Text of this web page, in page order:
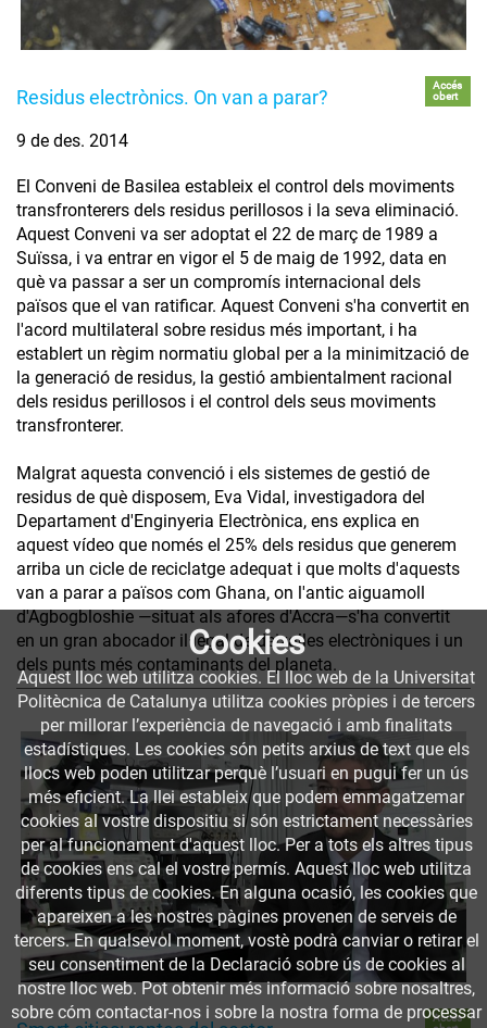
Residus electrònics. On van a parar?
Accés
obert
9 de des. 2014
El Conveni de Basilea estableix el control dels moviments
transfronterers dels residus perillosos i la seva eliminació.
Aquest Conveni va ser adoptat el 22 de març de 1989 a
Suïssa, i va entrar en vigor el 5 de maig de 1992, data en
què va passar a ser un compromís internacional dels
països que el van ratificar. Aquest Conveni s'ha convertit en
l'acord multilateral sobre residus més important, i ha
establert un règim normatiu global per a la minimització de
la generació de residus, la gestió ambientalment racional
dels residus perillosos i el control dels seus moviments
transfronterer.
Malgrat aquesta convenció i els sistemes de gestió de
residus de què disposem, Eva Vidal, investigadora del
Departament d'Enginyeria Electrònica, ens explica en
aquest vídeo que només el 25% dels residus que generem
arriba un cicle de reciclatge adequat i que molts d'aquests
van a parar a països com Ghana, on l'antic aiguamoll
d'Agbogbloshie —situat als afores d'Accra—s'ha convertit
en un gran abocador il·legal de deixalles electròniques i un
dels punts més contaminants del planeta.
Accés
Cookies
Aquest lloc web utilitza cookies. El lloc web de la Universitat
Politècnica de Catalunya utilitza cookies pròpies i de tercers
per millorar l’experiència de navegació i amb finalitats
estadístiques. Les cookies són petits arxius de text que els
llocs web poden utilitzar perquè l’usuari en pugui fer un ús
més eficient. La llei estableix que podem emmagatzemar
cookies al vostre dispositiu si són estrictament necessàries
per al funcionament d'aquest lloc. Per a tots els altres tipus
de cookies ens cal el vostre permís. Aquest lloc web utilitza
diferents tipus de cookies. En alguna ocasió, les cookies que
apareixen a les nostres pàgines provenen de serveis de
tercers. En qualsevol moment, vostè podrà canviar o retirar el
seu consentiment de la Declaració sobre ús de cookies al
nostre lloc web. Pot obtenir més informació sobre nosaltres,
sobre cóm contactar-nos i sobre la nostra forma de processar